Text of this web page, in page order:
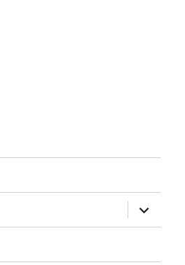
展
開
子